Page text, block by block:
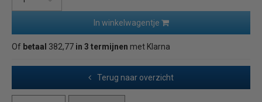
In winkelwagentje
Of betaal 382,77 in 3 termijnen met Klarna
Terug naar overzicht